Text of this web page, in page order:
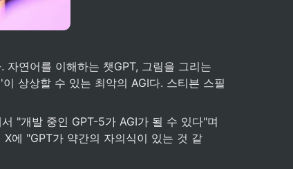
연어를 이해하는 챗GPT, 그림을 그리는
상상할 수 있는 최악의 AGI다. 스티븐 스필
"개발 중인 GPT-5가 AGI가 될 수 있다"며
X에 "GPT가 약간의 자의식이 있는 것 같